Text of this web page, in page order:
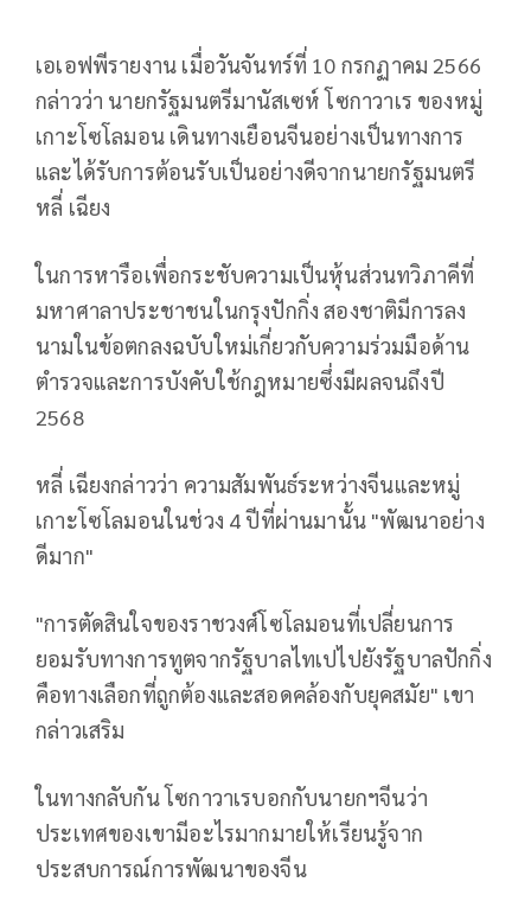
เอเอฟพีรายงาน เมื่อวันจันทร์ที่ 10 กรกฏาคม 2566
กล่าวว่า นายกรัฐมนตรีมานัสเซห์ โซกาวาเร ของหมู่
เกาะโซโลมอน เดินทางเยือนจีนอย่างเป็นทางการ
และได้รับการต้อนรับเป็นอย่างดีจากนายกรัฐมนตรี
หลี่ เฉียง
ในการหารือเพื่อกระชับความเป็นหุ้นส่วนทวิภาคีที่
มหาศาลาประชาชนในกรุงปักกิ่ง สองชาติมีการลง
นามในข้อตกลงฉบับใหม่เกี่ยวกับความร่วมมือด้าน
ตำรวจและการบังคับใช้กฎหมายซึ่งมีผลจนถึงปี
2568
หลี่ เฉียงกล่าวว่า ความสัมพันธ์ระหว่างจีนและหมู่
เกาะโซโลมอนในช่วง 4 ปีที่ผ่านมานั้น "พัฒนาอย่าง
ดีมาก"
"การตัดสินใจของราชวงศ์โซโลมอนที่เปลี่ยนการ
ยอมรับทางการทูตจากรัฐบาลไทเปไปยังรัฐบาลปักกิ่ง
คือทางเลือกที่ถูกต้องและสอดคล้องกับยุคสมัย" เขา
กล่าวเสริม
ในทางกลับกัน โซกาวาเรบอกกับนายกฯจีนว่า
ประเทศของเขามีอะไรมากมายให้เรียนรู้จาก
ประสบการณ์การพัฒนาของจีน